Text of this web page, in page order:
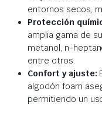
entornos secos,
Protección
amplia gama de
metanol, n-
entre otros.
Confort y ajuste:
algodón foam
permitiendo un